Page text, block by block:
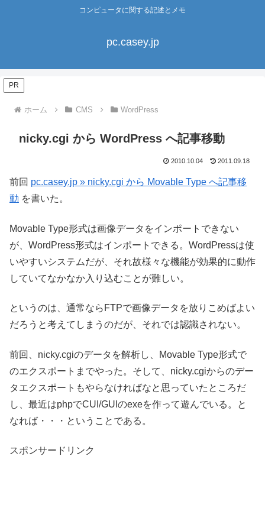
コンピュータに関する記述とメモ
pc.casey.jp
PR
ホーム CMS WordPress
nicky.cgi から WordPress へ記事移動
2010.10.04 2011.09.18
前回 pc.casey.jp » nicky.cgi から Movable Type へ記事移
動 を書いた。
Movable Type形式は画像データをインポートできない
が、WordPress形式はインポートできる。WordPressは使
いやすいシステムだが、それ故様々な機能が効果的に動作
していてなかなか入り込むことが難しい。
というのは、通常ならFTPで画像データを放りこめばよい
だろうと考えてしまうのだが、それでは認識されない。
前回、nicky.cgiのデータを解析し、Movable Type形式で
のエクスポートまでやった。そして、nicky.cgiからのデー
タエクスポートもやらなければなと思っていたところだ
し、最近はphpでCUI/GUIのexeを作って遊んでいる。と
なれば・・・ということである。
スポンサードリンク